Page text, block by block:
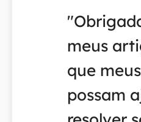
meus
que
possam